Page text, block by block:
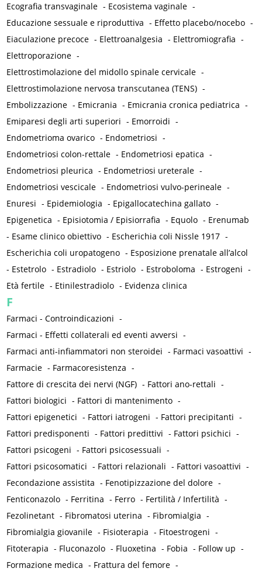
Ecografia transvaginale - Ecosistema vaginale -
Educazione sessuale e riproduttiva - Effetto placebo/nocebo -
Eiaculazione precoce - Elettroanalgesia - Elettromiografia -
Elettroporazione -
Elettrostimolazione del midollo spinale cervicale -
Elettrostimolazione nervosa transcutanea (TENS) -
Embolizzazione - Emicrania - Emicrania cronica pediatrica -
Emiparesi degli arti superiori - Emorroidi -
Endometrioma ovarico - Endometriosi -
Endometriosi colon-rettale - Endometriosi epatica -
Endometriosi pleurica - Endometriosi ureterale -
Endometriosi vescicale - Endometriosi vulvo-perineale -
Enuresi - Epidemiologia - Epigallocatechina gallato -
Epigenetica - Episiotomia / Episiorrafia - Equolo - Erenumab
- Esame clinico obiettivo - Escherichia coli Nissle 1917 -
Escherichia coli uropatogeno - Esposizione prenatale all’alcol
- Estetrolo - Estradiolo - Estriolo - Estroboloma - Estrogeni -
Età fertile - Etinilestradiolo - Evidenza clinica
F
Farmaci - Controindicazioni -
Farmaci - Effetti collaterali ed eventi avversi -
Farmaci anti-infiammatori non steroidei - Farmaci vasoattivi -
Farmacie - Farmacoresistenza -
Fattore di crescita dei nervi (NGF) - Fattori ano-rettali -
Fattori biologici - Fattori di mantenimento -
Fattori epigenetici - Fattori iatrogeni - Fattori precipitanti -
Fattori predisponenti - Fattori predittivi - Fattori psichici -
Fattori psicogeni - Fattori psicosessuali -
Fattori psicosomatici - Fattori relazionali - Fattori vasoattivi -
Fecondazione assistita - Fenotipizzazione del dolore -
Fenticonazolo - Ferritina - Ferro - Fertilità / Infertilità -
Fezolinetant - Fibromatosi uterina - Fibromialgia -
Fibromialgia giovanile - Fisioterapia - Fitoestrogeni -
Fitoterapia - Fluconazolo - Fluoxetina - Fobia - Follow up -
Formazione medica - Frattura del femore -